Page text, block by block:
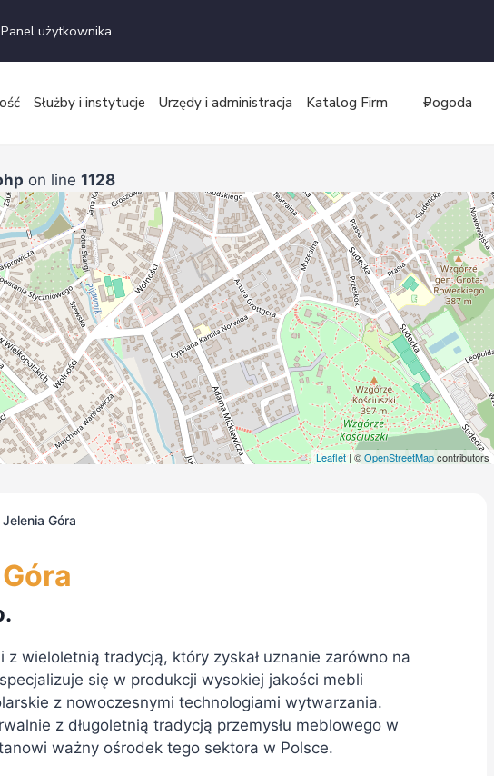
Panel użytkownika
Służby i instytucje Urzędy i administracja Katalog Firm Pogoda
on line 1128
Leaflet| ©OpenStreetMapcontributors
Góra
wieloletnią tradycją, który zyskał uznanie zarówno na
się w produkcji wysokiej jakości mebli
z nowoczesnymi technologiami wytwarzania.
z długoletnią tradycją przemysłu meblowego w
ważny ośrodek tego sektora w Polsce.